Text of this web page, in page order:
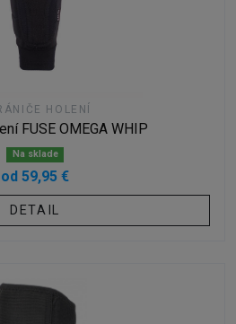
HOLENÍ
FUSE OMEGA WHIP
Na sklade
od 59,95 €
DETAIL